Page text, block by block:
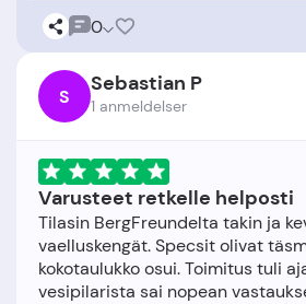
0
S Sebastian P
1 anmeldelser
Varusteet retkelle helposti
Tilasin BergFreundelta takin ja
vaelluskengät. Specsit olivat
kokotaulukko osui. Toimitus tuli
vesipilarista sai nopean